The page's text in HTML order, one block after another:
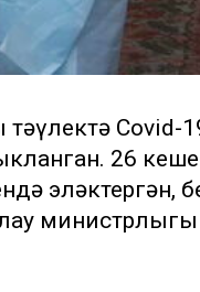
тәүлектә Covid-
26 кеше
эләктергән,